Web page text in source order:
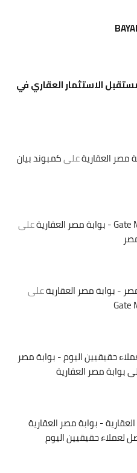
الاستثمار العقاري في
علىكمبوند بيان
على
- بوابة مصر العقاريةعلى
حقيقيين اليوم - بوابة مصر
بوابة مصر العقارية
- بوابة مصر العقارية
لعملاء حقيقيين اليوم